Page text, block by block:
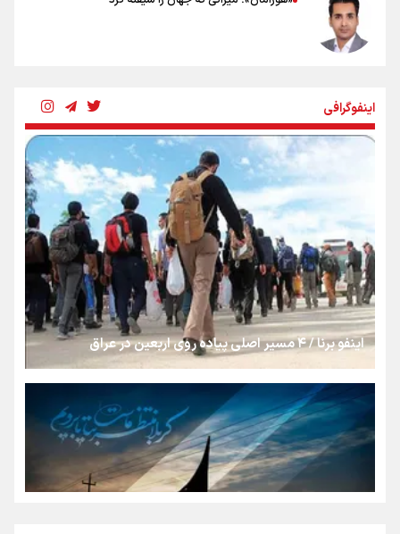
رسانه ملی و حق مردم برای شنیدن صدای رئیس‌جمهوری
روایت ایران از کنار مردم
از طلوع خیابان‌ها تا غروب اشک
جمله‌ای که بغض چهارماهه را شکست؛ «آهای مردم، آقا از
تهران رفتند»
سه حسرتی که به دلم ماند
اینفوگرافی
اینفو برنا / ۴ مسیر اصلی پیاده روی اربعین در عراق